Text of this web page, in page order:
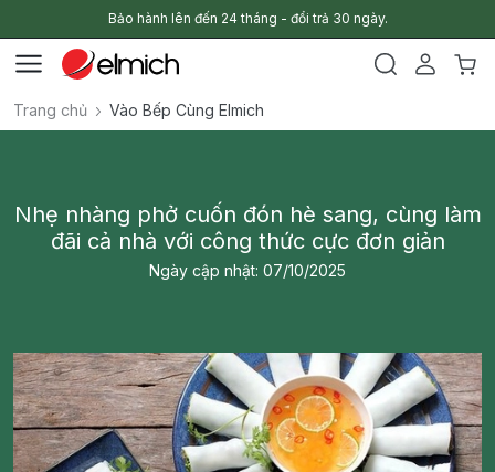
Bảo hành lên đến 24 tháng - đổi trả 30 ngày.
Trang chủ Vào Bếp Cùng Elmich
Nhẹ nhàng phở cuốn đón hè sang, cùng làm
đãi cả nhà với công thức cực đơn giản
Ngày cập nhật: 07/10/2025